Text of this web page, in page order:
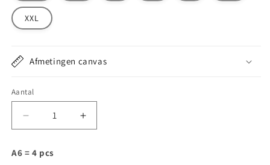
XXL
Afmetingen canvas
Aantal
Aantal
verlagen
DT059
Aantal
verhogen
A6 = 4 pcs